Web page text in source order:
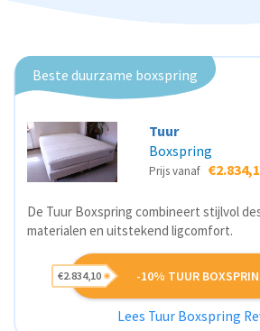
Beste duurzame boxspring
Tuur
Boxspring
Prijs vanaf
De Tuur Boxspring combineert stijlvol
materialen en uitstekend ligcomfort.
-10% TUUR
€2.834,10
Lees Tuur Boxspring